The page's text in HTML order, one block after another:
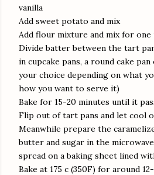
vanilla
Add sweet potato and mix
Add flour mixture and mix for one
Divide batter between the tart
in cupcake pans, a round cake
your choice depending on what
how you want to serve it)
Bake for 15-20 minutes until it
Flip out of tart pans and let cool
Meanwhile prepare the
butter and sugar in the
spread on a baking sheet lined
Bake at 175 c (350F) for around